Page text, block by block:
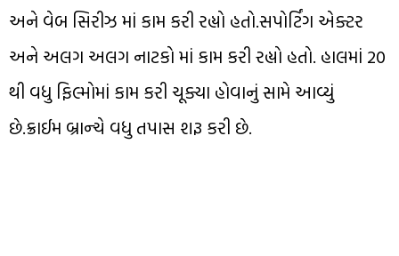
અને વેબ સિરીઝ માં કામ કરી રહ્યો હતો.સપોર્ટિંગ એક્ટર
અને અલગ અલગ નાટકો માં કામ કરી રહ્યો હતો. હાલમાં 20
થી વધુ ફિલ્મોમાં કામ કરી ચૂક્યા હોવાનું સામે આવ્યું
છે.ક્રાઈમ બ્રાન્ચે વધુ તપાસ શરૂ કરી છે.